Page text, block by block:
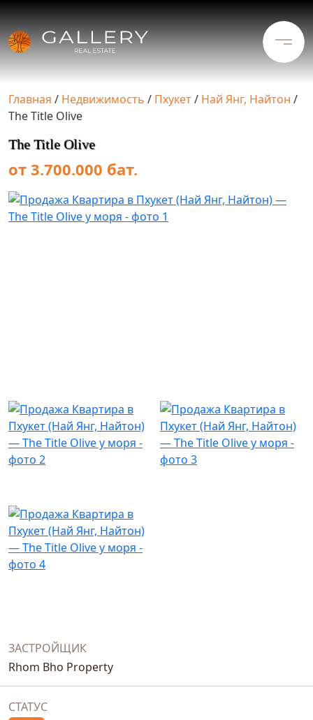
Главная / Недвижимость / Пхукет/ Най Янг, Найтон /
The Title Olive
The Title Olive
от 3.700.000 бат.
ЗАСТРОЙЩИК
Rhom Bho Property
СТАТУС